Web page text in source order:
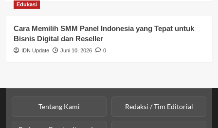
Edukasi
Cara Memilih SMM Panel Indonesia yang Tepat untuk
Bisnis Digital dan Reseller
IDN Update Juni 10, 2026 0
Tentang Kami Redaksi / Tim Editorial